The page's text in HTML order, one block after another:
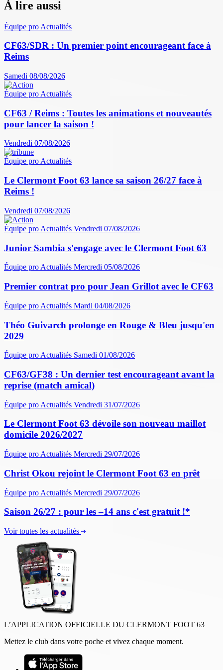
À lire aussi
Équipe pro Actualités
CF63/SDR : Un premier point encourageant face à
Reims
Samedi 08/08/2026
Équipe pro Actualités
CF63 / Reims : Toutes les animations et nouveautés
pour lancer la saison !
Vendredi 07/08/2026
Équipe proActualités
Le Clermont Foot 63 lance sa saison 26/27 face à
Reims !
Vendredi 07/08/2026
Équipe pro Actualités Vendredi 07/08/2026
Junior Sambia s'engage avec le Clermont Foot 63
Équipe pro Actualités Mercredi 05/08/2026
Premier contrat pro pour Jean Grillot avec le CF63
Équipe pro Actualités Mardi 04/08/2026
Théo Guivarch prolonge en Rouge & Bleu jusqu'en
2029
Équipe pro Actualités Samedi 01/08/2026
CF63/GF38 : Un dernier test encourageant avant la
reprise (match amical)
Équipe pro Actualités Vendredi 31/07/2026
Le Clermont Foot 63 dévoile son nouveau maillot
domicile 2026/2027
Équipe pro Actualités Mercredi 29/07/2026
Christ Okou rejoint le Clermont Foot 63 en prêt
Équipe pro Actualités Mercredi 29/07/2026
Saison 26/27 : pour les –14 ans c'est gratuit !*
Voir toutes les actualités
L’APPLICATION OFFICIELLE DU CLERMONT FOOT 63
Mettez le club dans votre poche et vivez chaque moment.